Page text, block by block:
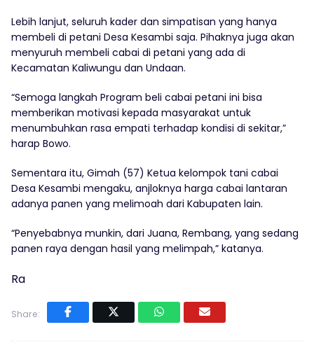
Lebih lanjut, seluruh kader dan simpatisan yang hanya
membeli di petani Desa Kesambi saja. Pihaknya juga akan
menyuruh membeli cabai di petani yang ada di
Kecamatan Kaliwungu dan Undaan.
“Semoga langkah Program beli cabai petani ini bisa
memberikan motivasi kepada masyarakat untuk
menumbuhkan rasa empati terhadap kondisi di sekitar,”
harap Bowo.
Sementara itu, Gimah (57) Ketua kelompok tani cabai
Desa Kesambi mengaku, anjloknya harga cabai lantaran
adanya panen yang melimoah dari Kabupaten lain.
“Penyebabnya munkin, dari Juana, Rembang, yang sedang
panen raya dengan hasil yang melimpah,” katanya.
Ra
Share: